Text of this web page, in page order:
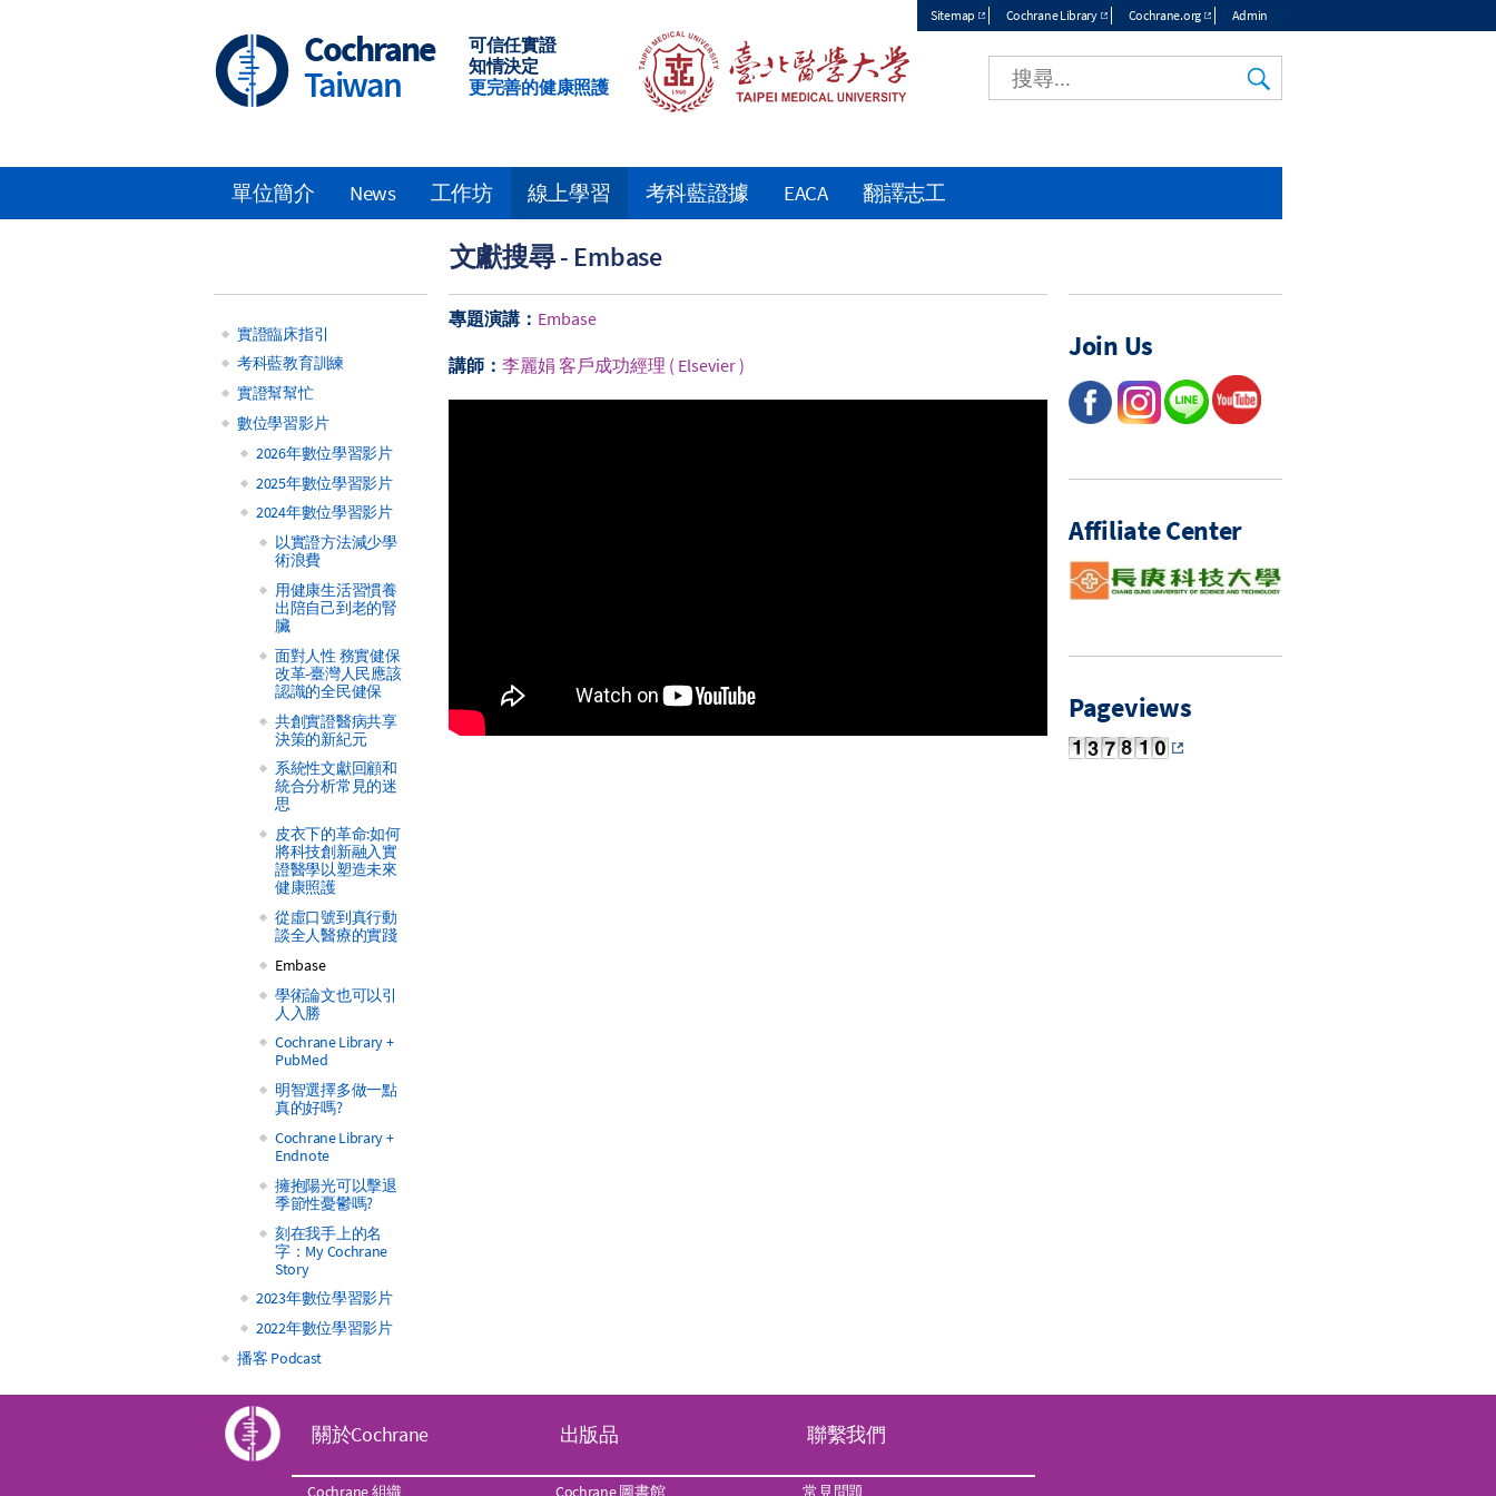
Sitemap Cochrane Library Cochrane.org Admin
Cochrane
Taiwan
可信任實證
知情決定
更完善的健康照護
文獻搜尋 - Embase
專題演講： Embase
講師：李麗娟 客戶成功經理 ( Elsevier )
Main
navigation
實證臨床指引
考科藍教育訓練
實證幫幫忙
數位學習影片
2026年數位學習影片
2025年數位學習影片
2024年數位學習影片
以實證方法減少學
術浪費
用健康生活習慣養
出陪自己到老的腎
臟
面對人性 務實健保
改革-臺灣人民應該
認識的全民健保
共創實證醫病共享
決策的新紀元
系統性文獻回顧和
統合分析常見的迷
思
皮衣下的革命:如何
將科技創新融入實
證醫學以塑造未來
健康照護
從虛口號到真行動
談全人醫療的實踐
Embase
學術論文也可以引
人入勝
Cochrane Library +
PubMed
明智選擇多做一點
真的好嗎?
Cochrane Library +
Endnote
擁抱陽光可以擊退
季節性憂鬱嗎?
刻在我手上的名
字：My Cochrane
Story
2023年數位學習影片
2022年數位學習影片
播客 Podcast
Join Us
Affiliate Center
Pageviews
Main
navigation
單位簡介 News 工作坊 線上學習 考科藍證據 EACA 翻譯志工
C
關於Cochrane
Cochrane 組織
出版品
Cochrane 圖書館
聯繫我們
常見問題